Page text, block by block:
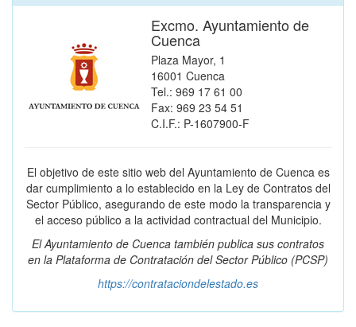
Excmo. Ayuntamiento de
Cuenca
Plaza Mayor, 1
16001 Cuenca
Tel.: 969 17 61 00
Fax: 969 23 54 51
C.I.F.: P-1607900-F
El objetivo de este sitio web del Ayuntamiento de Cuenca es
dar cumplimiento a lo establecido en la Ley de Contratos del
Sector Público, asegurando de este modo la transparencia y
el acceso público a la actividad contractual del Municipio.
El Ayuntamiento de Cuenca también publica sus contratos
en la Plataforma de Contratación del Sector Público (PCSP)
https://contrataciondelestado.es